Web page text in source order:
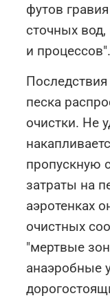
футов
сточных вод,
и процессов".
Последствия
песка
очистки. Не
пропускную
затраты на
аэротенках
очистных
"мертвые
анаэробные